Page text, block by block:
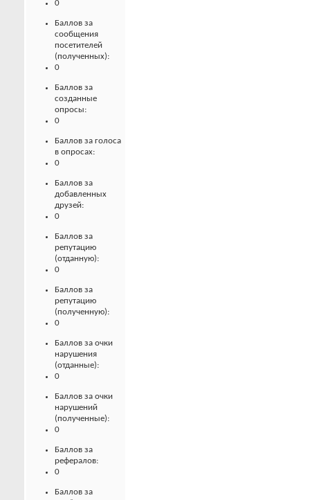
0
Баллов за
сообщения
посетителей
(полученных):
0
Баллов за
созданные
опросы:
0
Баллов за голоса
в опросах:
0
Баллов за
добавленных
друзей:
0
Баллов за
репутацию
(отданную):
0
Баллов за
репутацию
(полученную):
0
Баллов за очки
нарушения
(отданные):
0
Баллов за очки
нарушений
(полученные):
0
Баллов за
рефералов:
0
Баллов за